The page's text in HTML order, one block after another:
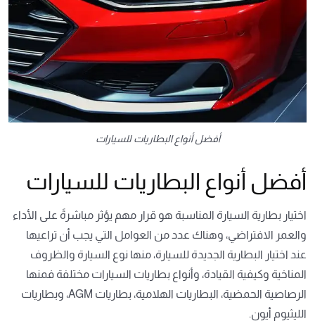
أفضل أنواع البطاريات للسيارات
أفضل أنواع البطاريات للسيارات
اختيار بطارية السيارة المناسبة هو قرار مهم يؤثر مباشرةً على الأداء
والعمر الافتراضي، وهناك عدد من العوامل التي يجب أن تراعيها
عند اختيار البطارية الجديدة للسيارة، منها نوع السيارة والظروف
المناخية وكيفية القيادة، وأنواع بطاريات السيارات مختلفة فمنها
الرصاصية الحمضية، البطاريات الهلامية، بطاريات AGM، وبطاريات
الليثيوم أيون.